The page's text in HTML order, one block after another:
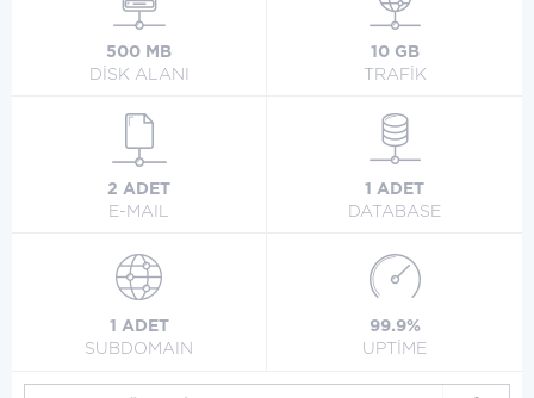
500 MB
DİSK ALANI
10 GB
TRAFİK
2 ADET
E-MAIL
1 ADET
DATABASE
1 ADET
SUBDOMAIN
99.9%
UPTİME